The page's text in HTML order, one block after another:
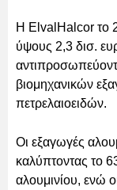
Η ElvalHalcor το
ύψους 2,3 δισ.
βιομηχανικών
πετρελαιοειδών.
Οι εξαγωγές
καλύπτοντας το
αλουμινίου, ενώ